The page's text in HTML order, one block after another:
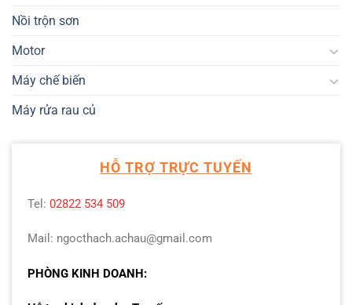
Nồi trộn sơn
Motor
Máy chế biến
Máy rửa rau củ
HỖ TRỢ TRỰC TUYẾN
Tel: 02822 534 509
Mail: ngocthach.achau@gmail.com
PHÒNG KINH DOANH: